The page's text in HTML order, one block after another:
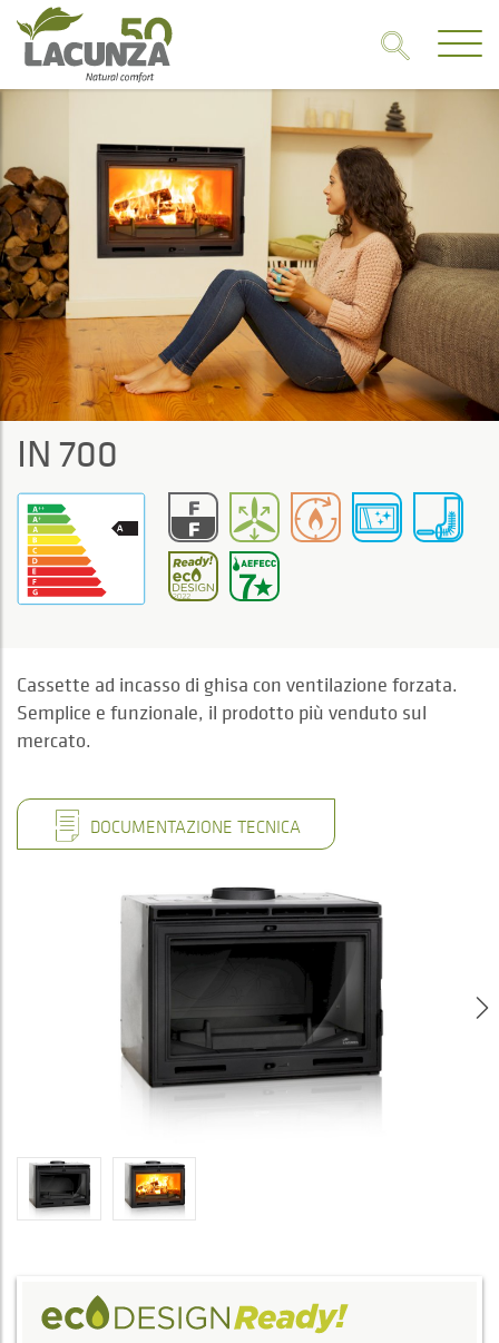
IN 700
Cassette ad incasso di ghisa con ventilazione forzata.
Semplice e funzionale, il prodotto più venduto sul
mercato.
DOCUMENTAZIONE TECNICA